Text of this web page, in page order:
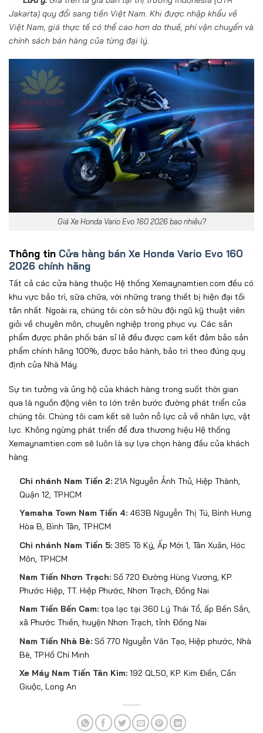
Jakarta) quy đổi sang tiền Việt Nam. Khi được nhập khẩu về
Việt Nam, giá thực tế có thể cao hơn do thuế, phí vận chuyển và
chính sách bán hàng của từng đại lý.
Giá Xe Honda Vario Evo 160 2026 bao nhiêu?
Thông tin Cửa hàng bán Xe Honda Vario Evo 160
2026 chính hãng
Tất cả các cửa hàng thuộc Hệ thống Xemaynamtien.com đều có
khu vực bảo trì, sữa chữa, với những trang thiết bị hiện đại tối
tân nhất. Ngoài ra, chúng tôi còn sở hữu đội ngũ kỹ thuật viên
giỏi về chuyên môn, chuyên nghiệp trong phục vụ. Các sản
phẩm được phân phối bán sỉ lẻ đều được cam kết đảm bảo sản
phẩm chính hãng 100%, được bảo hành, bảo trì theo đúng quy
định của Nhà Máy.
Sự tin tưởng và ủng hộ của khách hàng trong suốt thời gian
qua là nguồn động viên to lớn trên bước đường phát triển của
chúng tôi. Chúng tôi cam kết sẽ luôn nỗ lực cả về nhân lực, vật
lực. Không ngừng phát triển để đưa thương hiệu Hệ thống
Xemaynamtien.com sẽ luôn là sự lựa chọn hàng đầu của khách
hàng.
Chi nhánh Nam Tiến 2: 21A Nguyễn Ảnh Thủ, Hiệp Thành,
Quận 12, TP.HCM
Yamaha Town Nam Tiến 4: 463B Nguyễn Thị Tú, Bình Hưng
Hòa B, Bình Tân, TP.HCM
Chi nhánh Nam Tiến 5: 385 Tô Ký, Ấp Mới 1, Tân Xuân, Hóc
Môn, TP.HCM
Nam Tiến Nhơn Trạch: Số 720 Đường Hùng Vương, KP.
Phước Hiệp, TT. Hiệp Phước, Nhơn Trạch, Đồng Nai
Nam Tiến Bến Cam: tọa lạc tại 360 Lý Thái Tổ, ấp Bến Sắn,
xã Phước Thiền, huyện Nhơn Trạch, tỉnh Đồng Nai
Nam Tiến Nhà Bè: Số 770 Nguyễn Văn Tạo, Hiệp phước, Nhà
Bè, TP.Hồ Chí Minh
Xe Máy Nam Tiến Tân Kim: 192 QL50, KP. Kim Điền, Cần
Giuộc, Long An